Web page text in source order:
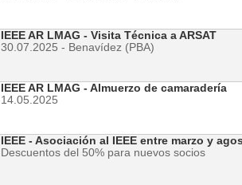
IEEE AR LMAG - Visita Técnica a ARSAT
30.07.2025 - Benavídez (PBA)
IEEE AR LMAG - Almuerzo de camaradería
14.05.2025
IEEE - Asociación al IEEE entre marzo y
Descuentos del 50% para nuevos socios